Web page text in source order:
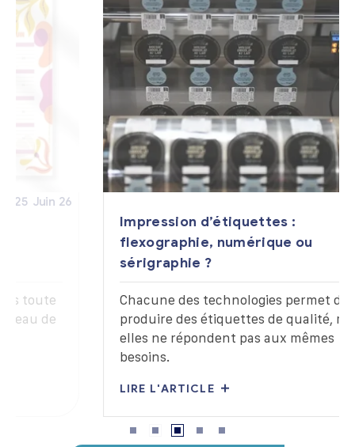
Impression d’étiquettes :
flexographie, numérique ou
sérigraphie ?
Chacune des technologies permet de
produire des étiquettes de qualité, mais
elles ne répondent pas aux mêmes
LIRE L'ARTICLE